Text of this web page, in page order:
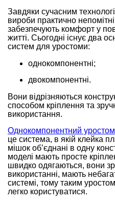
Завдяки сучасним
вироби практично непомітні
забезпечують комфорт у
житті. Сьогодні існує два
систем для уростоми:
однокомпонентні;
двокомпонентні.
Вони відрізняються
способом кріплення та
використання.
Однокомпонентний
це система, в якій клейка
мішок об’єднані в одну
моделі мають просте
швидко одягаються, вони
використанні, мають
системі, тому таким
легко користуватися.